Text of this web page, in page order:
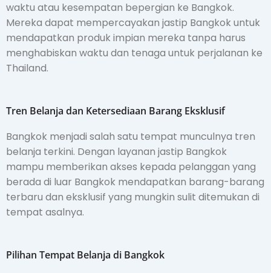
waktu atau kesempatan bepergian ke Bangkok.
Mereka dapat mempercayakan jastip Bangkok untuk
mendapatkan produk impian mereka tanpa harus
menghabiskan waktu dan tenaga untuk perjalanan ke
Thailand.
Tren Belanja dan Ketersediaan Barang Eksklusif
Bangkok menjadi salah satu tempat munculnya tren
belanja terkini. Dengan layanan jastip Bangkok
mampu memberikan akses kepada pelanggan yang
berada di luar Bangkok mendapatkan barang-barang
terbaru dan eksklusif yang mungkin sulit ditemukan di
tempat asalnya.
Pilihan Tempat Belanja di Bangkok